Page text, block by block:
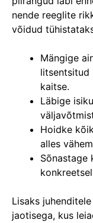
nende reeglite
võidud
Mängige
litsentsitud
kaitse.
Läbige
Hoidke
alles
Sõnastage
Lisaks
jaotisega, kus